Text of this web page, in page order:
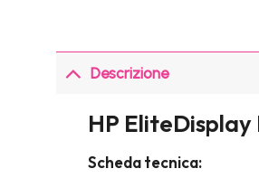
Descrizione
HP EliteDisplay
Scheda tecnica: